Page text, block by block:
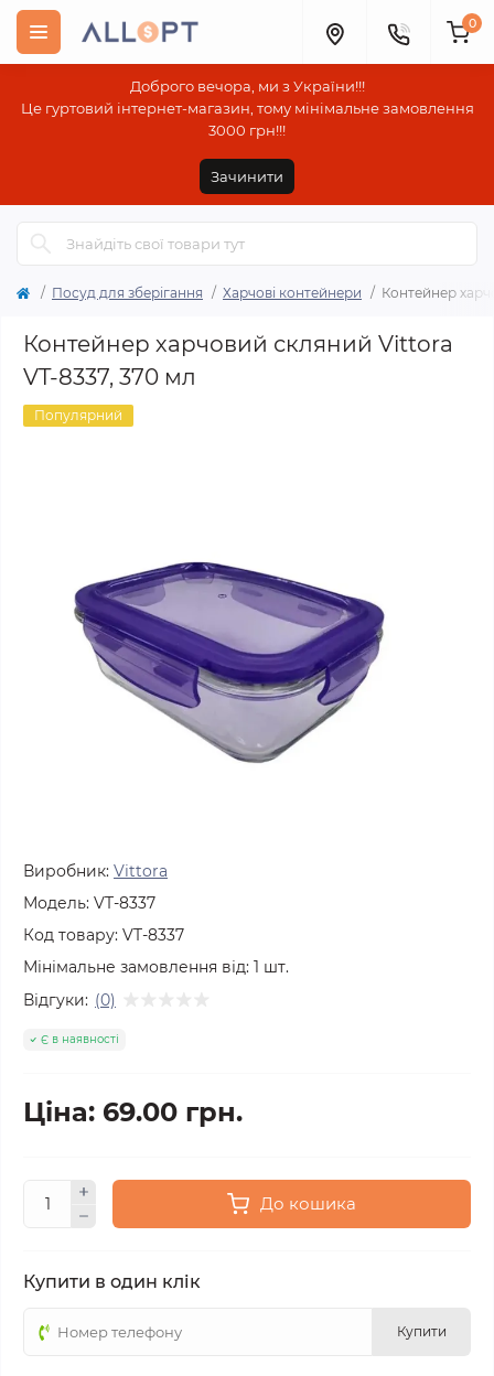
Доброго вечора, ми з України!!!
Це гуртовий інтернет-магазин, тому мінімальне замовлення
3000 грн!!!
Зачинити
0
Посуд для зберігання Харчові контейнери Контейнер
Контейнер харчовий скляний Vittora
VT-8337, 370 мл
Популярний
Виробник: Vittora
Модель: VT-8337
Код товару: VT-8337
Мінімальне замовлення від: 1 шт.
Відгуки: (0)
Є в наявності
Ціна: 69.00 грн.
До кошика
Купити в один клік
Купити